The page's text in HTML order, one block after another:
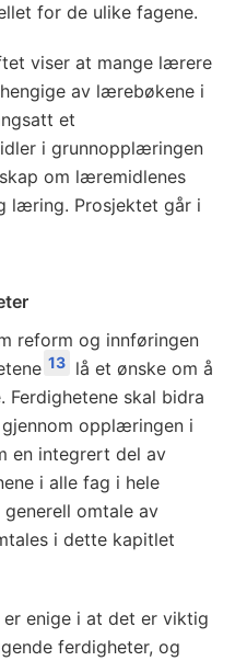
for de ulike fagene.
viser at mange lærere
av lærebøkene i
et
i grunnopplæringen
om læremidlenes
læring. Prosjektet går i
reform og innføringen
13 lå et ønske om å
Ferdighetene skal bidra
opplæringen i
en integrert del av
i alle fag i hele
omtale av
i dette kapitlet
enige i at det er viktig
ferdigheter, og